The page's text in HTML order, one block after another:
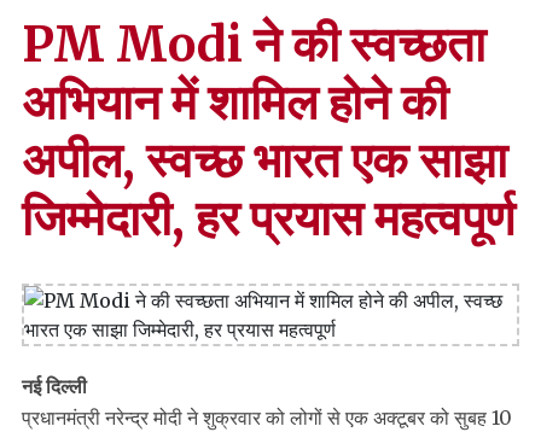
PM Modi ने की स्वच्छता
अभियान में शामिल होने की
अपील, स्वच्छ भारत एक साझा
जिम्मेदारी, हर प्रयास महत्वपूर्ण
नई दिल्ली
प्रधानमंत्री नरेन्द्र मोदी ने शुक्रवार को लोगों से एक अक्टूबर को सुबह 10